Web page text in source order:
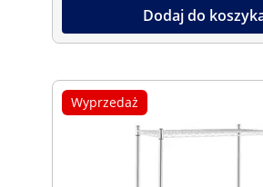
Dodaj do
Wyprzedaż